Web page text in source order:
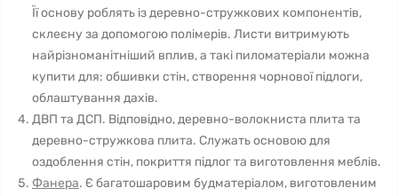
Її основу роблять із деревно-стружкових компонентів,
склеєну за допомогою полімерів. Листи витримують
найрізноманітніший вплив, а такі пиломатеріали можна
купити для: обшивки стін, створення чорнової підлоги,
облаштування дахів.
ДВП та ДСП. Відповідно, деревно-волокниста плита та
деревно-стружкова плита. Служать основою для
оздоблення стін, покриття підлог та виготовлення меблів.
Фанера. Є багатошаровим будматеріалом, виготовленим